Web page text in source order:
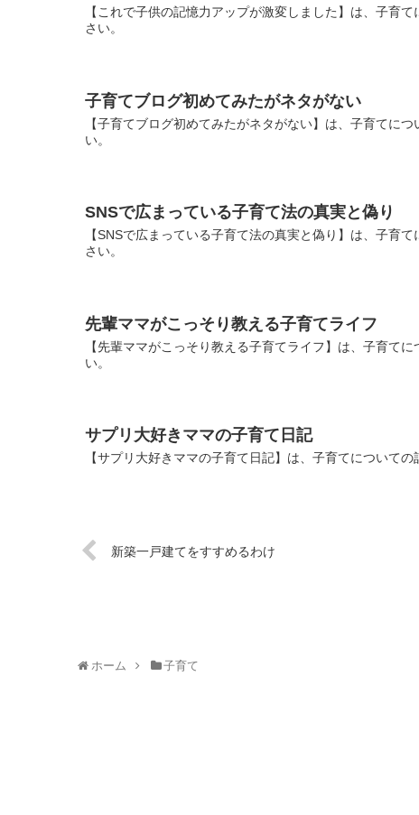
【これで子供の記憶力アップが激変しました】は、子育
さい。
子育てブログ初めてみたがネタがない
【子育てブログ初めてみたがネタがない】は、子育てに
い。
SNSで広まっている子育て法の真実と偽り
【SNSで広まっている子育て法の真実と偽り】は、子育
さい。
先輩ママがこっそり教える子育てライフ
【先輩ママがこっそり教える子育てライフ】は、子育て
い。
サプリ大好きママの子育て日記
【サプリ大好きママの子育て日記】は、子育てについて
新築一戸建てをすすめるわけ
ホーム 子育て